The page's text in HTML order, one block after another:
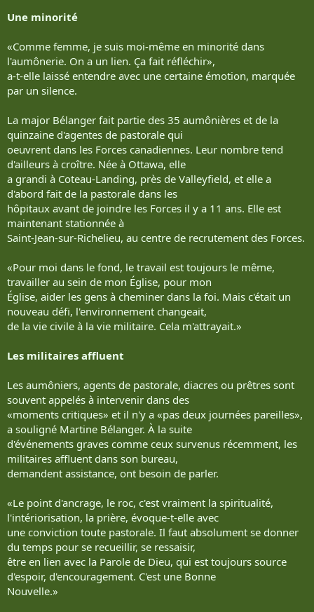
Une minorité
«Comme femme, je suis moi-même en minorité dans
l'aumônerie. On a un lien. Ça fait réfléchir»,
a-t-elle laissé entendre avec une certaine émotion, marquée
par un silence.
La major Bélanger fait partie des 35 aumônières et de la
quinzaine d'agentes de pastorale qui
oeuvrent dans les Forces canadiennes. Leur nombre tend
d'ailleurs à croître. Née à Ottawa, elle
a grandi à Coteau-Landing, près de Valleyfield, et elle a
d'abord fait de la pastorale dans les
hôpitaux avant de joindre les Forces il y a 11 ans. Elle est
maintenant stationnée à
Saint-Jean-sur-Richelieu, au centre de recrutement des Forces.
«Pour moi dans le fond, le travail est toujours le même,
travailler au sein de mon Église, pour mon
Église, aider les gens à cheminer dans la foi. Mais c'était un
nouveau défi, l'environnement changeait,
de la vie civile à la vie militaire. Cela m'attrayait.»
Les militaires affluent
Les aumôniers, agents de pastorale, diacres ou prêtres sont
souvent appelés à intervenir dans des
«moments critiques» et il n'y a «pas deux journées pareilles»,
a souligné Martine Bélanger. À la suite
d'événements graves comme ceux survenus récemment, les
militaires affluent dans son bureau,
demandent assistance, ont besoin de parler.
«Le point d'ancrage, le roc, c'est vraiment la spiritualité,
l'intériorisation, la prière, évoque-t-elle avec
une conviction toute pastorale. Il faut absolument se donner
du temps pour se recueillir, se ressaisir,
être en lien avec la Parole de Dieu, qui est toujours source
d'espoir, d'encouragement. C'est une Bonne
Nouvelle.»